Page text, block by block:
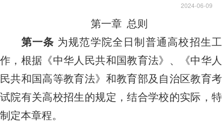
2024-06-09
第一章 总则
第一条 为规范学院全日制普通 高校招生工
作，根据《中华人民共和国教育法》、《中华人
民共和国高等教育法》和教育部及自治区教育考
试院有关高校招生的规定，结合学校的实际，特
制定本章程。